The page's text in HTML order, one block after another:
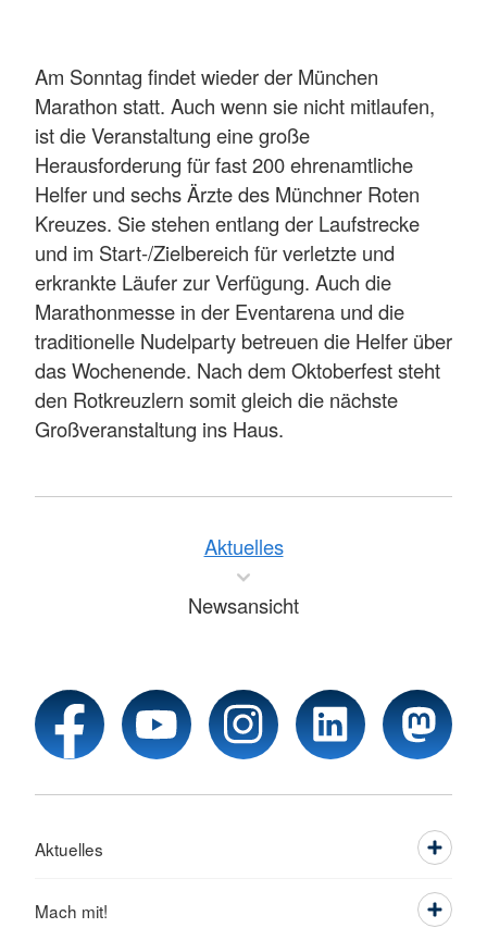
Am Sonntag findet wieder der München
Marathon statt. Auch wenn sie nicht mitlaufen,
ist die Veranstaltung eine große
Herausforderung für fast 200 ehrenamtliche
Helfer und sechs Ärzte des Münchner Roten
Kreuzes. Sie stehen entlang der Laufstrecke
und im Start-/Zielbereich für verletzte und
erkrankte Läufer zur Verfügung. Auch die
Marathonmesse in der Eventarena und die
traditionelle Nudelparty betreuen die Helfer über
das Wochenende. Nach dem Oktoberfest steht
den Rotkreuzlern somit gleich die nächste
Großveranstaltung ins Haus.
Aktuelles
Newsansicht
Aktuelles
Mach mit!